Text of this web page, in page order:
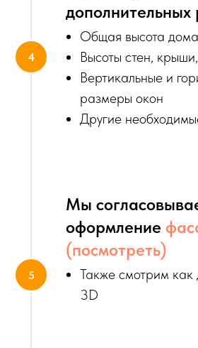
дополнительных
Общая высота дома
Высоты стен,
Вертикальные и
размеры окон
Другие
Мы
оформление
(посмотреть)
Также смотрим как
3D